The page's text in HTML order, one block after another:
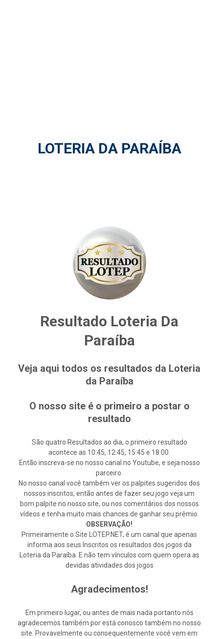
LOTERIA DA PARAÍBA
Resultado Loteria Da
Paraíba
Veja aqui todos os resultados da Loteria
da Paraíba
O nosso site é o primeiro a postar o
resultado
São quatro Resultados ao dia, o primeiro resultado
acontece as 10:45, 12:45, 15:45 e 18:00.
Então inscreva-se no nosso canal no Youtube, e seja nosso
parceiro.
No nosso canal você também ver os palpites sugeridos dos
nossos inscritos, então antes de fazer seu jogo veja um
bom palpite no nosso site, ou nos comentários dos nossos
vídeos e tenha muito mais chances de ganhar seu prêmio.
OBSERVAÇÃO!
Primeiramente o Site LOTEP.NET, é um canal que apenas
informa aos seus Inscritos os resultados dos jogos da
Loteria da Paraíba. E não tem vínculos com quem opera as
devidas atividades dos jogos
Agradecimentos!
Em primeiro lugar, ou antes de mais nada portanto nós
agradecemos também por está conosco também no nosso
site. Provavelmente ou consequentemente você vem em